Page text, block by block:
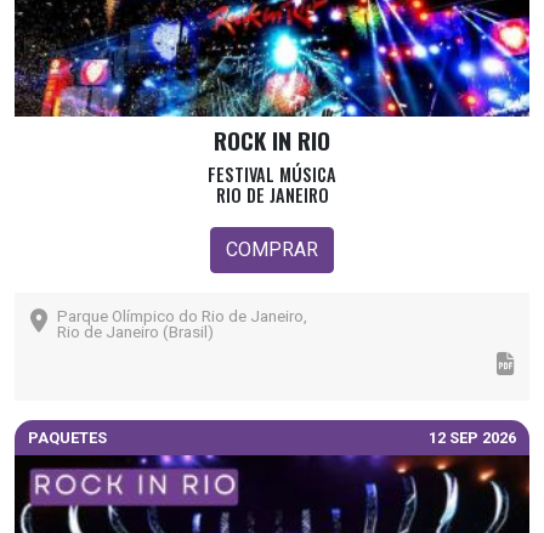
ROCK IN RIO
FESTIVAL MÚSICA
RIO DE JANEIRO
COMPRAR
Parque Olímpico do Rio de Janeiro,
Rio de Janeiro (Brasil)
PAQUETES 12 SEP 2026